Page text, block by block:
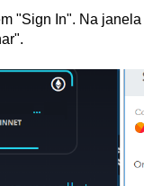
"Sign In". Na